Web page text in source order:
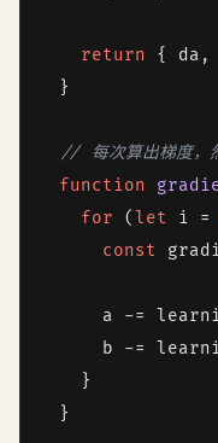
return
{ da,
  }
// 每次算出梯度，
function
for (let i =
const
a -=
b -=
    }
  }